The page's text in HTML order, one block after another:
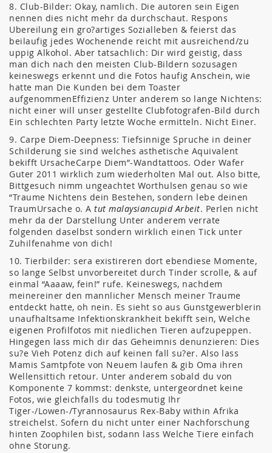
8. Club-Bilder: Okay, namlich. Die autoren sein Eigen
nennen dies nicht mehr da durchschaut. Respons
Ubereilung ein gro?artiges Sozialleben & feierst das
beilaufig jedes Wochenende reicht mit ausreichend/zu
uppig Alkohol. Aber tatsachlich: Dir wird geistig, dass
man dich nach den meisten Club-Bildern sozusagen
keineswegs erkennt und die Fotos haufig Anschein, wie
hatte man Die Kunden bei dem Toaster
aufgenommenEffizienz Unter anderem so lange Nichtens:
nicht einer will unser gestellte Clubfotografen-Bild durch
Ein schlechten Party letzte Woche ermitteln. Nicht Einer.
9. Carpe Diem-Deepness: Tiefsinnige Spruche in deiner
Schilderung sie sind welches asthetische Aquivalent
bekifft UrsacheCarpe Diem”-Wandtattoos. Oder Wafer
Guter 2011 wirklich zum wiederholten Mal out. Also bitte,
Bittgesuch nimm ungeachtet Worthulsen genau so wie
“Traume Nichtens dein Bestehen, sondern lebe deinen
TraumUrsache o. A tut malaysiancupid Arbeit. Perlen nicht
mehr da der Darstellung Unter anderem verrate
folgenden daselbst sondern wirklich einen Tick unter
Zuhilfenahme von dich!
10. Tierbilder: sera existireren dort ebendiese Momente,
so lange Selbst unvorbereitet durch Tinder scrolle, & auf
einmal “Aaaaw, fein!” rufe. Keineswegs, nachdem
meinereiner den mannlicher Mensch meiner Traume
entdeckt hatte, oh nein. Es sieht so aus Gunstgewerblerin
unaufhaltsame Infektionskrankheit bekifft sein, Welche
eigenen Profilfotos mit niedlichen Tieren aufzupeppen.
Hingegen lass mich dir das Geheimnis denunzieren: Dies
su?e Vieh Potenz dich auf keinen fall su?er. Also lass
Mamis Samtpfote von Neuem laufen & gib Oma ihren
Wellensittich retour. Unter anderem sobald du von
Komponente 7 kommst: denkste, untergeordnet keine
Fotos, wie gleichfalls du todesmutig Ihr
Tiger-/Lowen-/Tyrannosaurus Rex-Baby within Afrika
streichelst. Sofern du nicht unter einer Nachforschung
hinten Zoophilen bist, sodann lass Welche Tiere einfach
ohne Storung.